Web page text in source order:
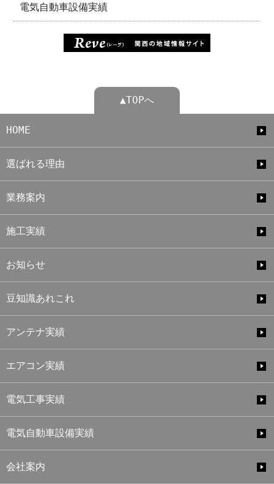
電気自動車設備実績
▲TOPへ
HOME
選ばれる理由
業務案内
施工実績
お知らせ
豆知識あれこれ
アンテナ実績
エアコン実績
電気工事実績
電気自動車設備実績
会社案内